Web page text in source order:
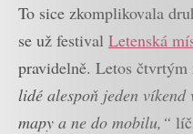
To sice zkomplikovala
se už festival Letenská
pravidelně. Letos čtvrtým
lidé alespoň jeden
mapy a ne do mobilu,“